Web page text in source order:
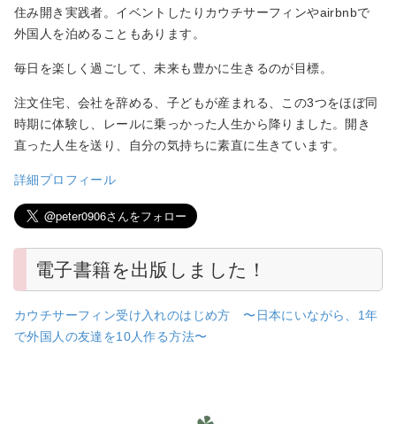
住み開き実践者。イベントしたりカウチサーフィンやairbnbで
外国人を泊めることもあります。
毎日を楽しく過ごして、未来も豊かに生きるのが目標。
注文住宅、会社を辞める、子どもが産まれる、この3つをほぼ同
時期に体験し、レールに乗っかった人生から降りました。開き
直った人生を送り、自分の気持ちに素直に生きています。
詳細プロフィール
電子書籍を出版しました！
カウチサーフィン受け入れのはじめ方 〜日本にいながら、1年
で外国人の友達を10人作る方法〜